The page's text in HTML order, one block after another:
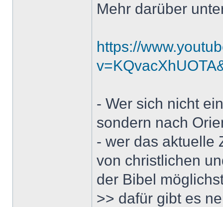
Mehr darüber
https://
- Wer sich nicht
sondern nach
- wer das aktuelle
von christlichen
der Bibel
>> dafür gibt es